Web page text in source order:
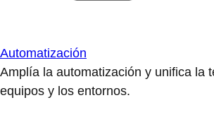
Automatización
Amplía la automatización y unifica la
equipos y los entornos.